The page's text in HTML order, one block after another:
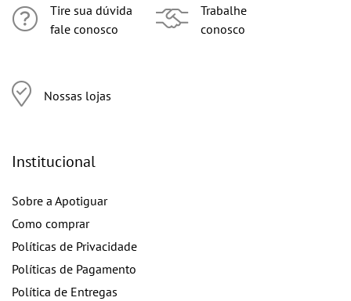
Tire sua dúvida
fale conosco
Nossas lojas
Trabalhe
conosco
Institucional
Sobre a Apotiguar
Como comprar
Políticas de Privacidade
Políticas de Pagamento
Política de Entregas